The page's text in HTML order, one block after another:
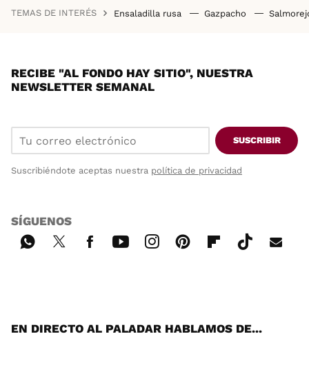
TEMAS DE INTERÉS Ensaladilla rusa Gazpacho
RECIBE "AL FONDO HAY SITIO", NUESTRA
NEWSLETTER SEMANAL
SUSCRIBIR
Suscribiéndote aceptas nuestra política de privacidad
SÍGUENOS
EN DIRECTO AL PALADAR HABLAMOS DE...